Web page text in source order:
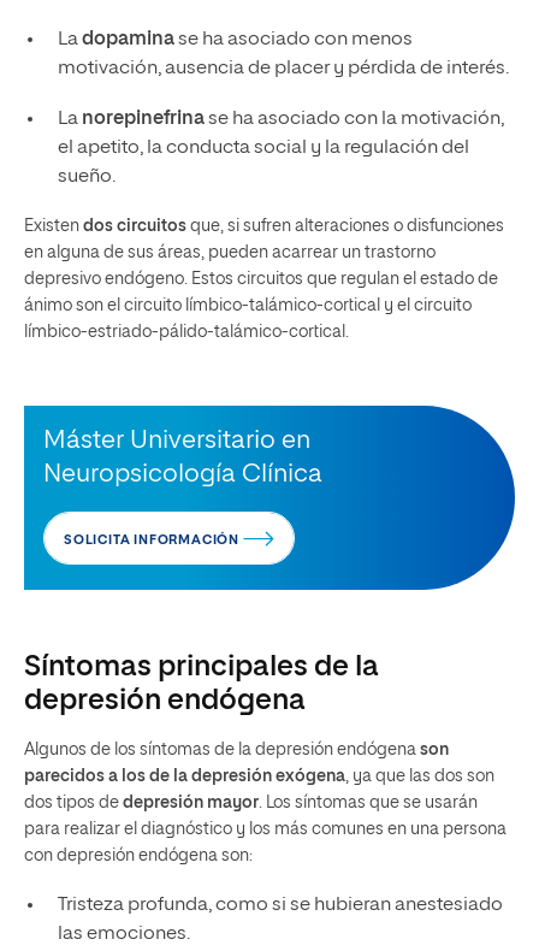
Ladopaminase ha asociado con menos
motivación, ausencia de placer y pérdida de interés.
La norepinefrinase ha asociado con la motivación,
el apetito, la conducta social y la regulación del
sueño.
Existen dos circuitos que, si sufren alteraciones o disfunciones
en alguna de sus áreas, pueden acarrear un trastorno
depresivo endógeno. Estos circuitos que regulan el estado de
ánimo son el circuito límbico-talámico-cortical y el circuito
límbico-estriado-pálido-talámico-cortical.
Máster Universitario en
Neuropsicología Clínica
SOLICITA INFORMACIÓN
Síntomas principales de la
depresión endógena
Algunos de los síntomas de la depresión endógena son
parecidos a los de la depresión exógena, ya que las dos son
dos tipos de depresión mayor. Los síntomas que se usarán
para realizar el diagnóstico y los más comunes en una persona
con depresión endógena son:
Tristeza profunda, como si se hubieran anestesiado
las emociones.